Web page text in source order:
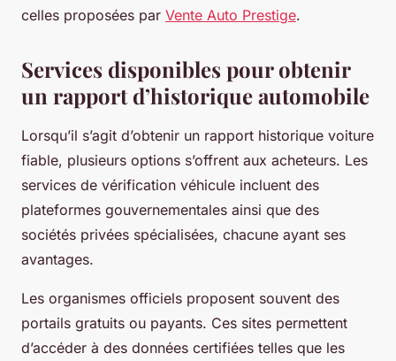
celles proposées par Vente Auto Prestige.
Services disponibles pour obtenir
un rapport d’historique automobile
Lorsqu’il s’agit d’obtenir un rapport historique voiture
fiable, plusieurs options s’offrent aux acheteurs. Les
services de vérification véhicule incluent des
plateformes gouvernementales ainsi que des
sociétés privées spécialisées, chacune ayant ses
avantages.
Les organismes officiels proposent souvent des
portails gratuits ou payants. Ces sites permettent
d’accéder à des données certifiées telles que les